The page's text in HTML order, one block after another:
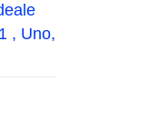
, Uno,